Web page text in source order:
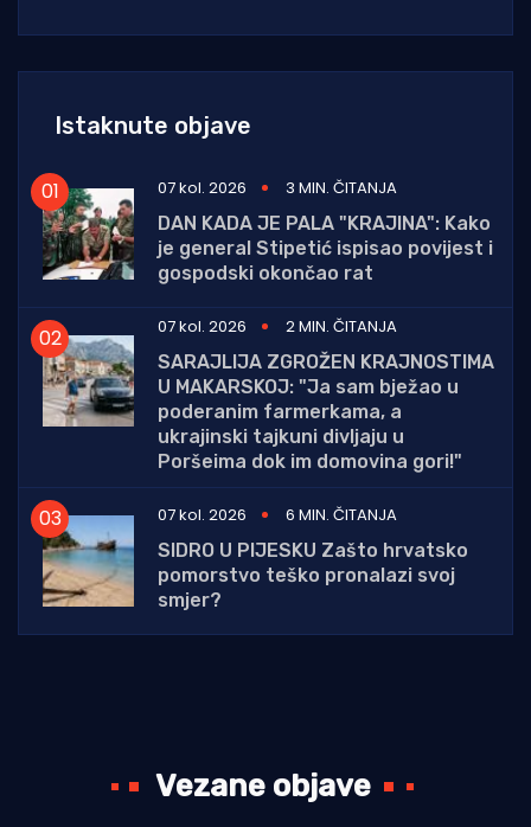
Istaknute objave
07 kol. 2026
3 MIN. ČITANJA
DAN KADA JE PALA "KRAJINA": Kako
je general Stipetić ispisao povijest i
gospodski okončao rat
07 kol. 2026
2 MIN. ČITANJA
SARAJLIJA ZGROŽEN KRAJNOSTIMA
U MAKARSKOJ: "Ja sam bježao u
poderanim farmerkama, a
ukrajinski tajkuni divljaju u
Poršeima dok im domovina gori!"
07 kol. 2026
6 MIN. ČITANJA
SIDRO U PIJESKU Zašto hrvatsko
pomorstvo teško pronalazi svoj
smjer?
Vezane objave